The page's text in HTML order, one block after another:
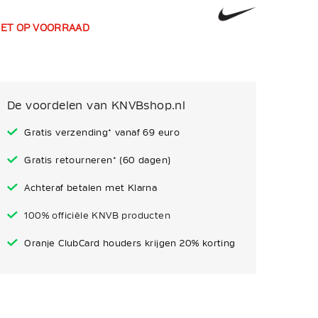
OP VOORRAAD
De voordelen van KNVBshop.nl
Gratis verzending* vanaf 69 euro
Gratis retourneren* (60 dagen)
Achteraf betalen met Klarna
100% officiële KNVB producten
Oranje ClubCard houders krijgen 20% korting